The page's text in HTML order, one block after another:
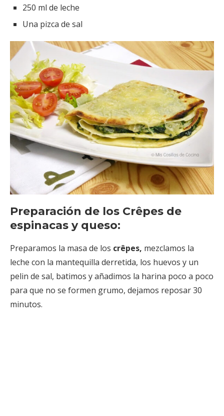
250 ml de leche
Una pizca de sal
Preparación de los Crêpes de
espinacas y queso:
Preparamos la masa de los crêpes, mezclamos la
leche con la mantequilla derretida, los huevos y un
pelin de sal, batimos y añadimos la harina poco a poco
para que no se formen grumo, dejamos reposar 30
minutos.